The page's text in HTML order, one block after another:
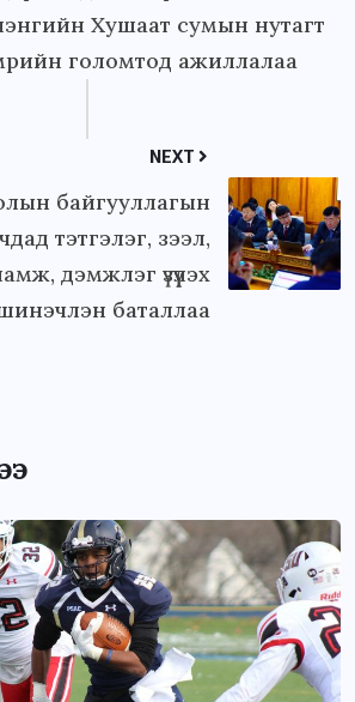
Хушаат сумын нутагт
голомтод ажиллалаа
NEXT
байгууллагын
тэтгэлэг, зээл,
дэмжлэг үзүүлэх
баталлаа